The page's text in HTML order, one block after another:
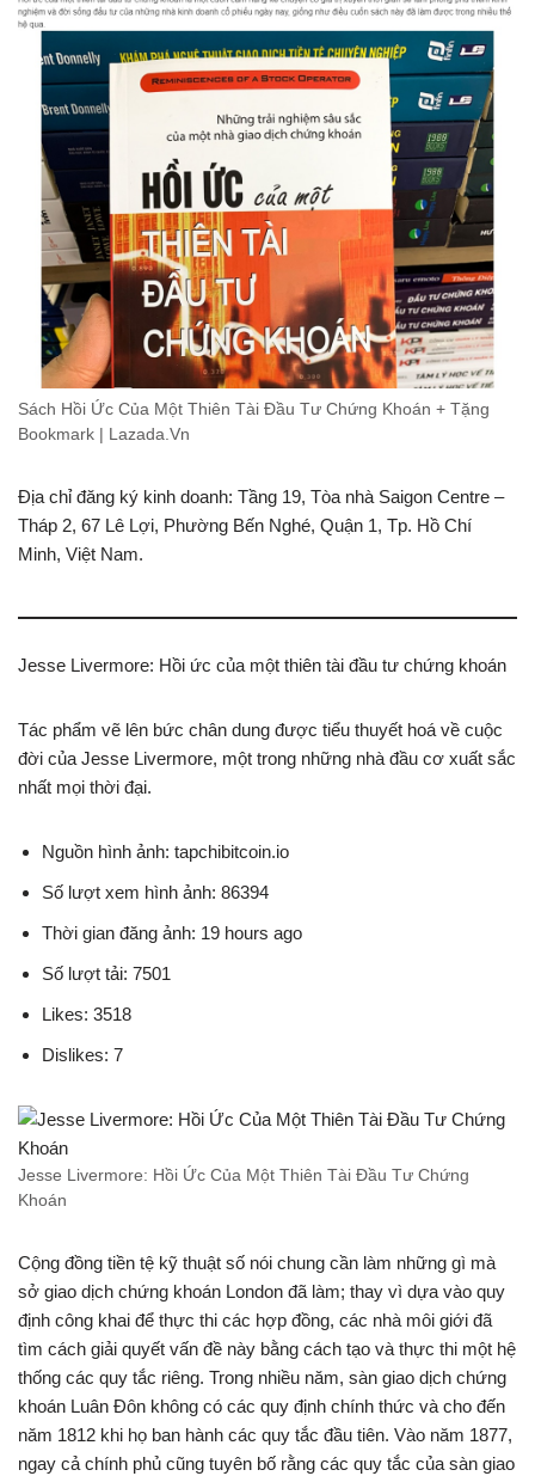
Sách Hồi Ức Của Một Thiên Tài Đầu Tư Chứng Khoán + Tặng
Bookmark | Lazada.Vn
Địa chỉ đăng ký kinh doanh: Tầng 19, Tòa nhà Saigon Centre –
Tháp 2, 67 Lê Lợi, Phường Bến Nghé, Quận 1, Tp. Hồ Chí
Minh, Việt Nam.
Jesse Livermore: Hồi ức của một thiên tài đầu tư chứng khoán
Tác phẩm vẽ lên bức chân dung được tiểu thuyết hoá về cuộc
đời của Jesse Livermore, một trong những nhà đầu cơ xuất sắc
nhất mọi thời đại.
Nguồn hình ảnh: tapchibitcoin.io
Số lượt xem hình ảnh: 86394
Thời gian đăng ảnh: 19 hours ago
Số lượt tải: 7501
Likes: 3518
Dislikes: 7
Jesse Livermore: Hồi Ức Của Một Thiên Tài Đầu Tư Chứng
Khoán
Cộng đồng tiền tệ kỹ thuật số nói chung cần làm những gì mà
sở giao dịch chứng khoán London đã làm; thay vì dựa vào quy
định công khai để thực thi các hợp đồng, các nhà môi giới đã
tìm cách giải quyết vấn đề này bằng cách tạo và thực thi một hệ
thống các quy tắc riêng. Trong nhiều năm, sàn giao dịch chứng
khoán Luân Đôn không có các quy định chính thức và cho đến
năm 1812 khi họ ban hành các quy tắc đầu tiên. Vào năm 1877,
ngay cả chính phủ cũng tuyên bố rằng các quy tắc của sàn giao